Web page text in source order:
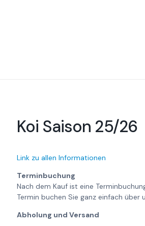
Koi Saison 25/26
Link zu allen Informationen
Terminbuchung
Nach dem Kauf ist eine
Termin buchen Sie ganz einfach über
Abholung und Versand